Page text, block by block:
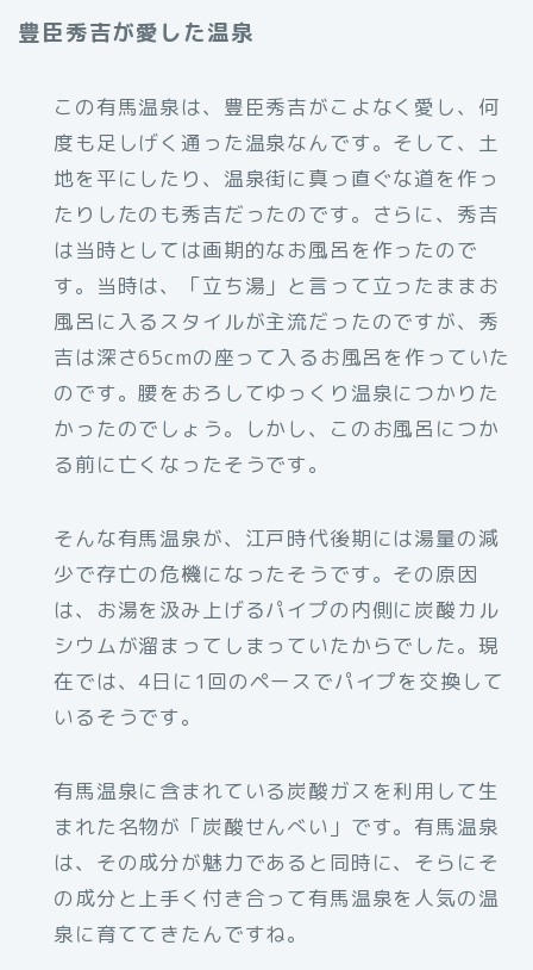
豊臣秀吉が愛した温泉
この有馬温泉は、豊臣秀吉がこよなく愛し、何
度も足しげく通った温泉なんです。そして、土
地を平にしたり、温泉街に真っ直ぐな道を作っ
たりしたのも秀吉だったのです。さらに、秀吉
は当時としては画期的なお風呂を作ったので
す。当時は、「立ち湯」と言って立ったままお
風呂に入るスタイルが主流だったのですが、秀
吉は深さ65cmの座って入るお風呂を作っていた
のです。腰をおろしてゆっくり温泉につかりた
かったのでしょう。しかし、このお風呂につか
る前に亡くなったそうです。
そんな有馬温泉が、江戸時代後期には湯量の減
少で存亡の危機になったそうです。その原因
は、お湯を汲み上げるパイプの内側に炭酸カル
シウムが溜まってしまっていたからでした。現
在では、4日に1回のペースでパイプを交換して
いるそうです。
有馬温泉に含まれている炭酸ガスを利用して生
まれた名物が「炭酸せんべい」です。有馬温泉
は、その成分が魅力であると同時に、そらにそ
の成分と上手く付き合って有馬温泉を人気の温
泉に育ててきたんですね。